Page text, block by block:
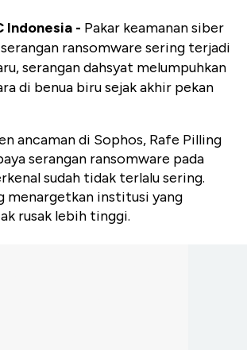
Indonesia - Pakar keamanan siber
ransomware sering terjadi
serangan dahsyat melumpuhkan
di benua biru sejak akhir pekan
ancaman di Sophos, Rafe Pilling
serangan ransomware pada
sudah tidak terlalu sering.
menargetkan institusi yang
rusak lebih tinggi.